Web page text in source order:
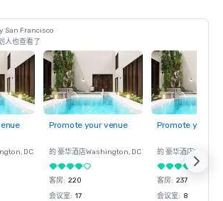
San Francisco
人也查看了
, DC
Promote your venue
的 豪华酒店Washington, DC
客房: 220
会议室: 17
Promote your
的 豪华酒店
客房: 237
会议室: 8